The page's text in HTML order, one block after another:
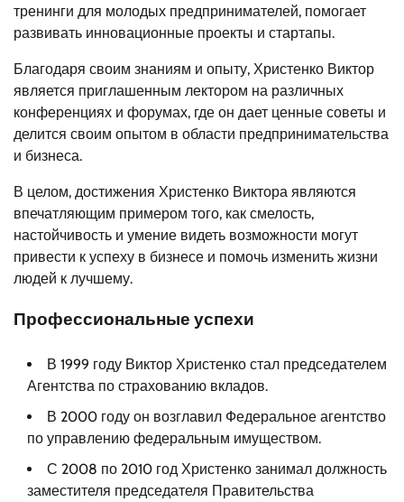
тренинги для молодых предпринимателей, помогает
развивать инновационные проекты и стартапы.
Благодаря своим знаниям и опыту, Христенко Виктор
является приглашенным лектором на различных
конференциях и форумах, где он дает ценные советы и
делится своим опытом в области предпринимательства
и бизнеса.
В целом, достижения Христенко Виктора являются
впечатляющим примером того, как смелость,
настойчивость и умение видеть возможности могут
привести к успеху в бизнесе и помочь изменить жизни
людей к лучшему.
Профессиональные успехи
В 1999 году Виктор Христенко стал председателем
Агентства по страхованию вкладов.
В 2000 году он возглавил Федеральное агентство
по управлению федеральным имуществом.
С 2008 по 2010 год Христенко занимал должность
заместителя председателя Правительства